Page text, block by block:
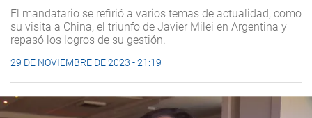
El mandatario se refirió a varios temas de actualidad, como
su visita a China, el triunfo de Javier Milei en Argentina y
repasó los logros de su gestión.
29 DE NOVIEMBRE DE 2023 - 21:19